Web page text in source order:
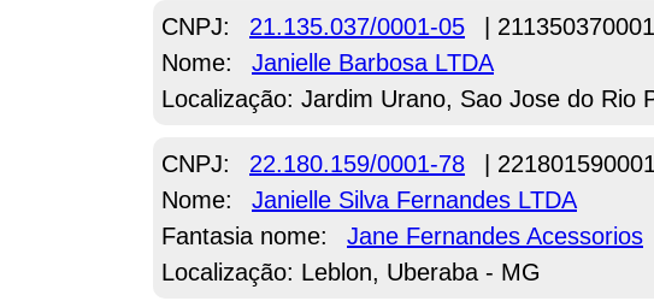
CNPJ: 21.135.037/0001-05
|
Nome:
Janielle Barbosa LTDA
Localização: Jardim Urano, Sao Jose do Rio
CNPJ: 22.180.159/0001-78
|
Nome:
Janielle Silva Fernandes LTDA
Fantasia nome:
Jane Fernandes Acessorios
Localização: Leblon, Uberaba - MG